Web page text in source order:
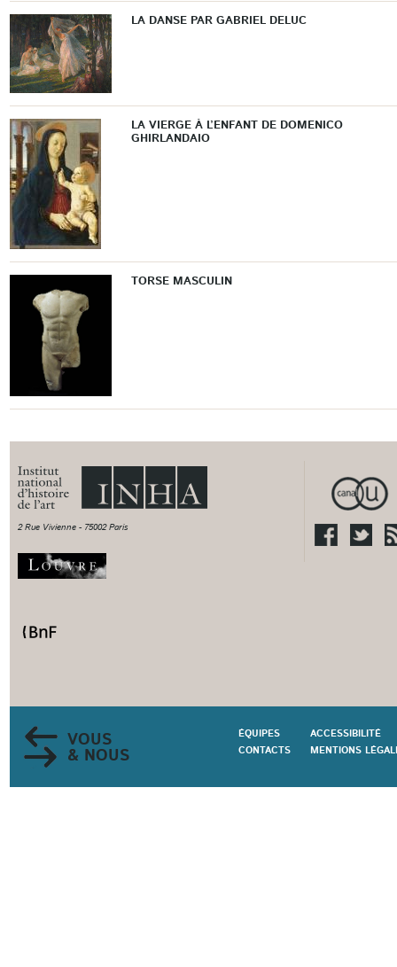
LA DANSE PAR GABRIEL DELUC
LA VIERGE À L’ENFANT DE DOMENICO
GHIRLANDAIO
TORSE MASCULIN
2 Rue Vivienne - 75002 Paris
VOUS
& NOUS
ÉQUIPES
CONTACTS
ACCESSIBILITÉ
MENTIONS